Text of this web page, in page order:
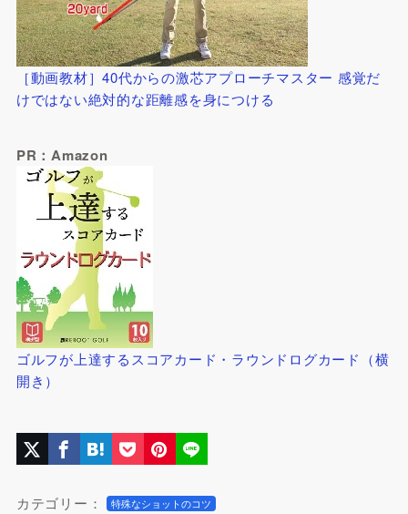
［動画教材］40代からの激芯アプローチマスター 感覚だ
けではない絶対的な距離感を身につける
PR：Amazon
ゴルフが上達するスコアカード・ラウンドログカード（横
開き）
カテゴリー： 特殊なショットのコツ